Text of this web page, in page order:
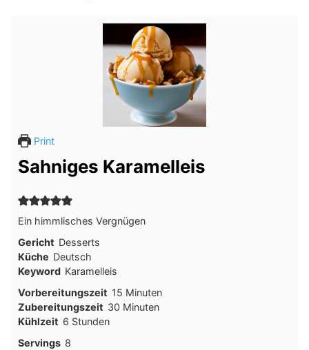
Print
Sahniges Karamelleis
Ein himmlisches Vergnügen
Gericht Desserts
Küche Deutsch
Keyword Karamelleis
Vorbereitungszeit 15Minuten
Minuten
Zubereitungszeit 30Minuten
Minuten
Kühlzeit 6Stunden
Stunden
Servings 8